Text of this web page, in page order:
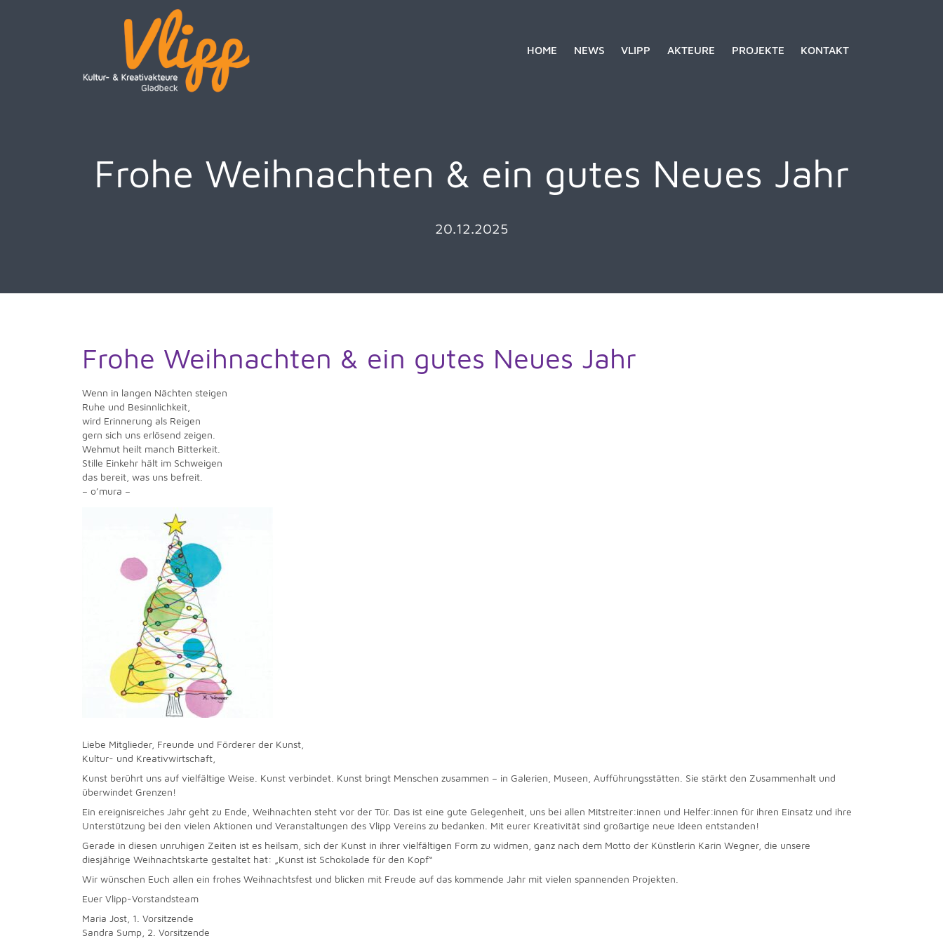
HOME NEWS VLIPP AKTEURE PROJEKTE KONTAKT
Frohe Weihnachten & ein gutes Neues Jahr
20.12.2025
Frohe Weihnachten & ein gutes Neues Jahr
Wenn in langen Nächten steigen
Ruhe und Besinnlichkeit,
wird Erinnerung als Reigen
gern sich uns erlösend zeigen.
Wehmut heilt manch Bitterkeit.
Stille Einkehr hält im Schweigen
das bereit, was uns befreit.
– o’mura –
Liebe Mitglieder, Freunde und Förderer der Kunst,
Kultur- und Kreativwirtschaft,
Kunst berührt uns auf vielfältige Weise. Kunst verbindet. Kunst bringt Menschen zusammen – in Galerien, Museen, Aufführungsstätten. Sie stärkt den Zusammenhalt und
überwindet Grenzen!
Ein ereignisreiches Jahr geht zu Ende, Weihnachten steht vor der Tür. Das ist eine gute Gelegenheit, uns bei allen Mitstreiter:innen und Helfer:innen für ihren Einsatz und ihre
Unterstützung bei den vielen Aktionen und Veranstaltungen des Vlipp Vereins zu bedanken. Mit eurer Kreativität sind großartige neue Ideen entstanden!
Gerade in diesen unruhigen Zeiten ist es heilsam, sich der Kunst in ihrer vielfältigen Form zu widmen, ganz nach dem Motto der Künstlerin Karin Wegner, die unsere
diesjährige Weihnachtskarte gestaltet hat: „Kunst ist Schokolade für den Kopf“
Wir wünschen Euch allen ein frohes Weihnachtsfest und blicken mit Freude auf das kommende Jahr mit vielen spannenden Projekten.
Euer Vlipp-Vorstandsteam
Maria Jost, 1. Vorsitzende
Sandra Sump, 2. Vorsitzende